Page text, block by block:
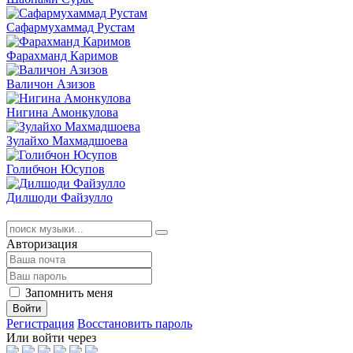
Сафармухаммад Рустам
Фарахманд Каримов
Валичон Азизов
Нигина Амонкулова
Зулайхо Махмадшоева
Голибчон Юсупов
Дилшоди Файзулло
Авторизация
Запомнить меня
Войти
Регистрация Восстановить пароль
Или войти через